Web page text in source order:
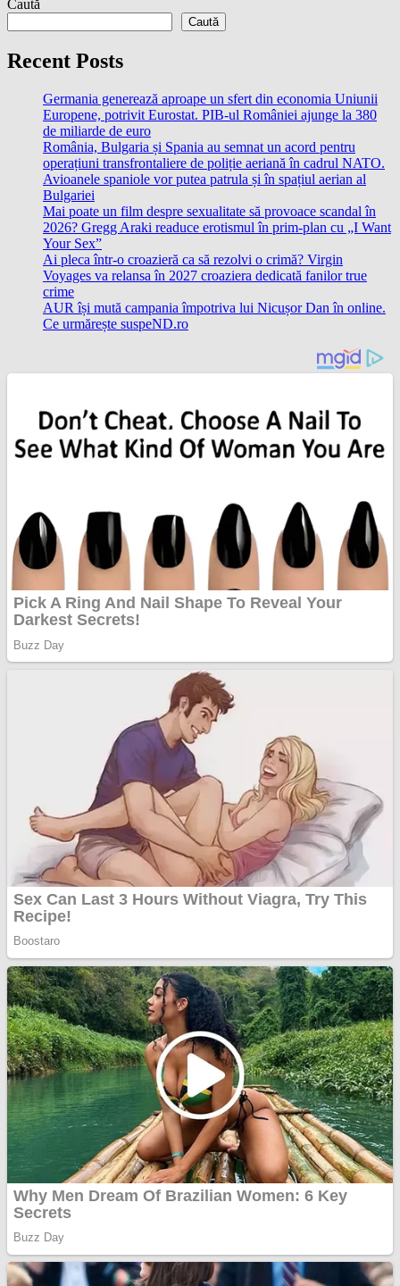
Caută
Caută
Recent Posts
Germania generează aproape un sfert din economia Uniunii
Europene, potrivit Eurostat. PIB-ul României ajunge la 380
de miliarde de euro
România, Bulgaria și Spania au semnat un acord pentru
operațiuni transfrontaliere de poliție aeriană în cadrul NATO.
Avioanele spaniole vor putea patrula și în spațiul aerian al
Bulgariei
Mai poate un film despre sexualitate să provoace scandal în
2026? Gregg Araki readuce erotismul în prim-plan cu „I Want
Your Sex”
Ai pleca într-o croazieră ca să rezolvi o crimă? Virgin
Voyages va relansa în 2027 croaziera dedicată fanilor true
crime
AUR își mută campania împotriva lui Nicușor Dan în online.
Ce urmărește suspeND.ro